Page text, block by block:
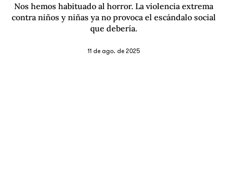
Nos hemos habituado al horror. La violencia extrema
contra niños y niñas ya no provoca el escándalo social
que debería.
11 de ago. de 2025